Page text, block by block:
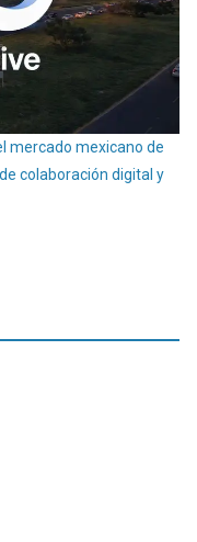
mercado mexicano de
colaboración digital y